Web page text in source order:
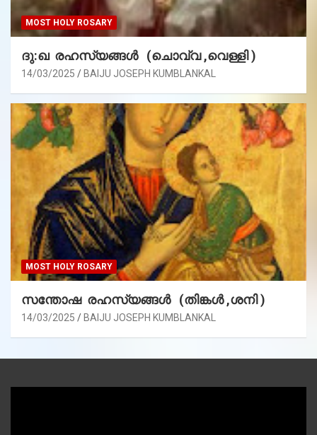
MOST HOLY ROSARY
ദു:ഖ രഹസ്യങ്ങൾ (ചൊവ്വ ,വെള്ളി )
14/03/2025 BAIJU JOSEPH KUMBLANKAL
MOST HOLY ROSARY
സന്തോഷ രഹസ്യങ്ങൾ (തിങ്കൾ ,ശനി )
14/03/2025 BAIJU JOSEPH KUMBLANKAL